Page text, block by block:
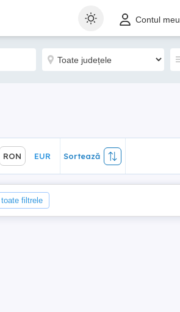
Contul meu
Sortează
RON EUR Sortează
filtrele